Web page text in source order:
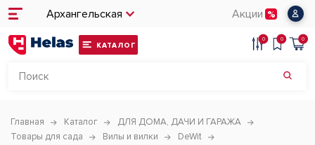
Архангельская Акции
КАТАЛОГ
0 0 0
Главная Каталог
ДЛЯ ДОМА, ДАЧИ И ГАРАЖА
Товары для сада
Вилы и вилки
DeWit